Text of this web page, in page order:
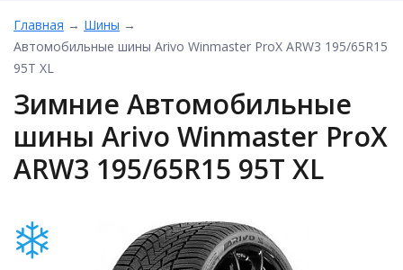
Главная → Шины →
Автомобильные шины Arivo Winmaster ProX ARW3 195/65R15
95T XL
Зимние Автомобильные
шины Arivo Winmaster ProX
ARW3 195/65R15 95T XL